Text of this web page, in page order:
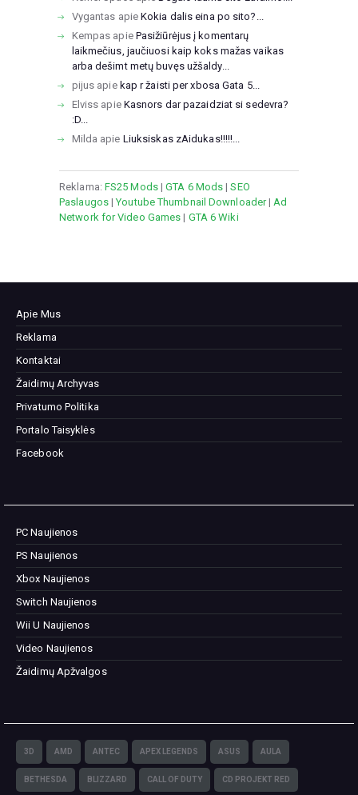
Vygantas apieKokia dalis eina po sito?...
Kempas apie Pasižiūrėjus į komentarų
laikmečius, jaučiuosi kaip koks mažas vaikas
arba dešimt metų buvęs užšaldy...
pijus apie kap r žaisti per xbosa Gata 5...
Elviss apie Kasnors dar pazaidziat si sedevra?
:D...
Milda apie Liuksiskas zAidukas!!!!!...
Reklama: FS25 Mods|GTA 6 Mods |SEO
Paslaugos|Youtube Thumbnail Downloader| Ad
Network for Video Games | GTA 6 Wiki
Apie Mus
Reklama
Kontaktai
Žaidimų Archyvas
Privatumo Politika
Portalo Taisyklės
Facebook
PC Naujienos
PS Naujienos
Xbox Naujienos
Switch Naujienos
Wii U Naujienos
Video Naujienos
Žaidimų Apžvalgos
3D AMD ANTEC APEX LEGENDS ASUS AULA
BETHESDA BLIZZARD CALL OF DUTY CD PROJEKT RED